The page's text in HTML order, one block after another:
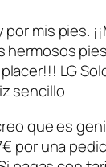
mis pies.
hermosos
placer!!! LG
sencillo
que es
por una